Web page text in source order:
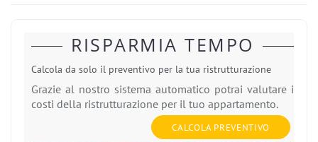
RISPARMIA TEMPO
Calcola da solo il preventivo per la tua ristrutturazione
Grazie al nostro sistema automatico potrai valutare i
costi della ristrutturazione per il tuo appartamento.
CALCOLA PREVENTIVO